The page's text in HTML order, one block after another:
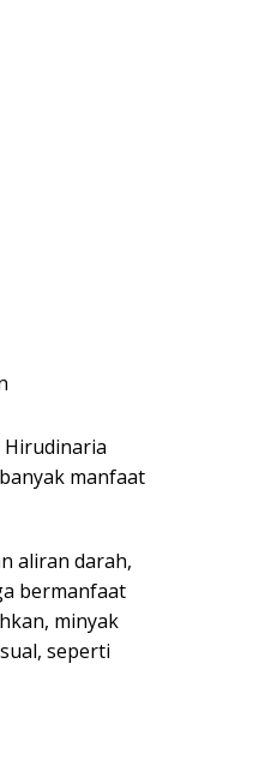
Hirudinaria
manfaat
aliran darah,
bermanfaat
minyak
seperti